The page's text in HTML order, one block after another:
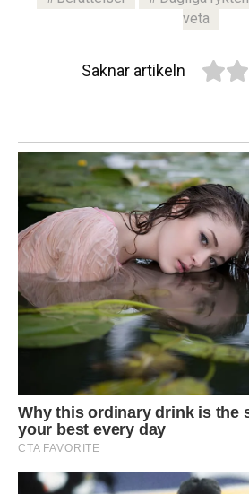
veta
Saknar artikeln